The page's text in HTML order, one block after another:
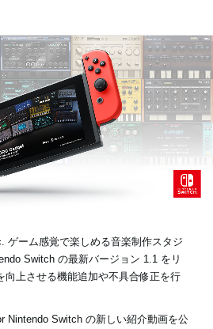
ゲーム感覚で楽しめる音楽制作スタジ
Switch の最新バージョン 1.1 をリ
向上させる機能追加や不具合修正を行
Nintendo Switch の新しい紹介動画を公